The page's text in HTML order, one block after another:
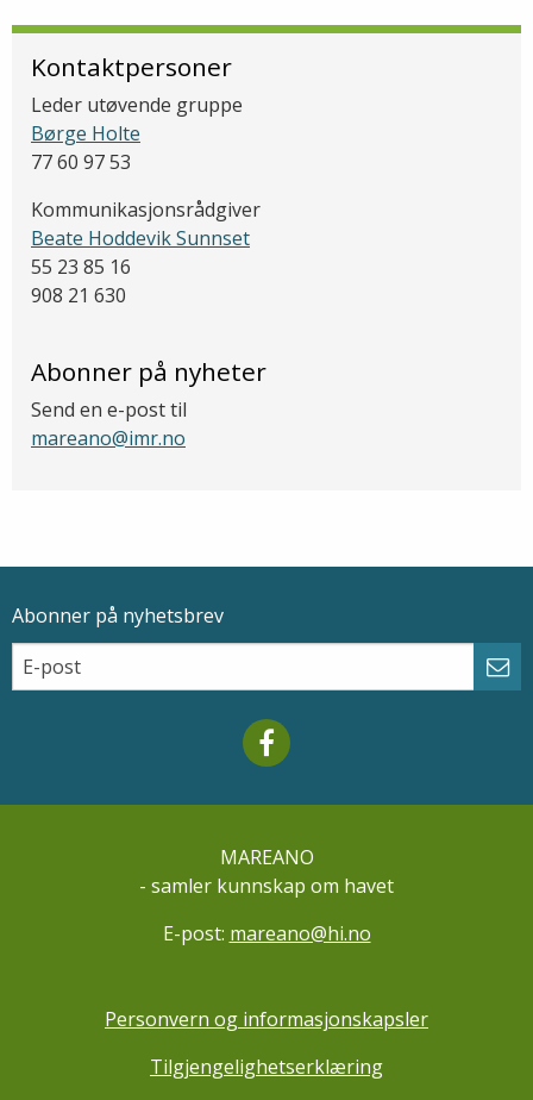
Kontaktpersoner
Leder utøvende gruppe
Børge Holte
77 60 97 53
Kommunikasjonsrådgiver
Beate Hoddevik Sunnset
55 23 85 16
908 21 630
Abonner på nyheter
Send en e-post til
mareano@imr.no
Epostadresse
Abonner på nyhetsbrev
Email
Mareano facebook
MAREANO
- samler kunnskap om havet
E-post: mareano@hi.no
Personvern og informasjonskapsler
Tilgjengelighetserklæring